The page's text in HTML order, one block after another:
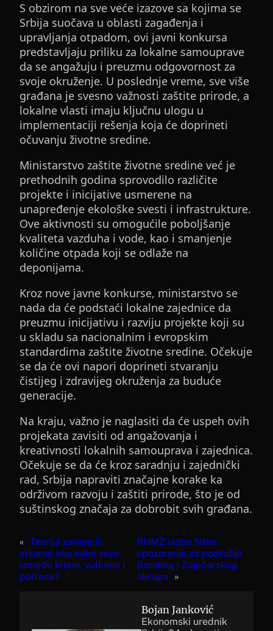
S obzirom na sve veće izazove sa kojima se
Srbija suočava u oblasti zagađenja i
upravljanja otpadom, ovi javni konkursa
predstavljaju priliku za lokalne samouprave
da se angažuju i preuzmu odgovornost za
svoje okruženje. U poslednje vreme, sve više
građana je svesno važnosti zaštite prirode, a
lokalne vlasti imaju ključnu ulogu u
implementaciji rešenja koja će doprineti
očuvanju životne sredine.
Ministarstvo zaštite životne sredine već je
prethodnih godina sprovodilo različite
projekte i inicijative usmerene na
unapređenje ekološke svesti i infrastrukture.
Ove aktivnosti su omogućile poboljšanje
kvaliteta vazduha i vode, kao i smanjenje
količine otpada koji se odlaže na
deponijama.
Kroz nove javne konkurse, ministarstvo se
nada da će podstaći lokalne zajednice da
preuzmu inicijativu i razviju projekte koji su
u skladu sa nacionalnim i evropskim
standardima zaštite životne sredine. Očekuje
se da će ovi napori doprineti stvaranju
čistijeg i zdravijeg okruženja za buduće
generacije.
Na kraju, važno je naglasiti da će uspeh ovih
projekata zavisiti od angažovanja i
kreativnosti lokalnih samouprava i zajednica.
Očekuje se da će kroz saradnju i zajednički
rad, Srbija napraviti značajne korake ka
održivom razvoju i zaštiti prirode, što je od
suštinskog značaja za dobrobit svih građana.
« Teorija zavere ili
stvarno ima neke veze
između klime, vulkana i
potresa?
RHMZ izdao hitno
upozorenje za područje
Borskog i Zaječarskog
okruga
»
Bojan Janković
Ekonomski urednik